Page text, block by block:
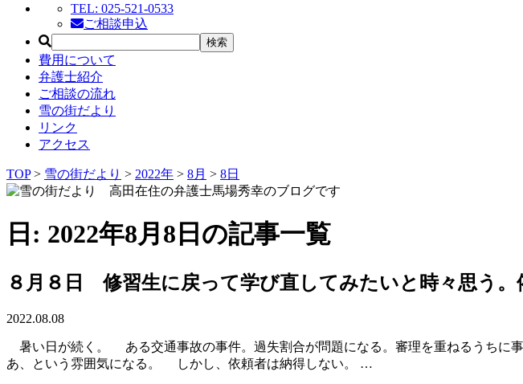
TEL: 025-521-0533
ご相談申込
費用について
弁護士紹介
ご相談の流れ
雪の街だより
リンク
アクセス
TOP> 雪の街だより > 2022年 > 8月 > 8日
日: 2022年8月8日の記事一覧
８月８日 修習生に戻って学び直してみたいと時々思う。
2022.08.08
暑い日が続く。 ある交通事故の事件。過失割合が問題になる。審理を重ねるうちに
あ、という雰囲気になる。 しかし、依頼者は納得しない。 …